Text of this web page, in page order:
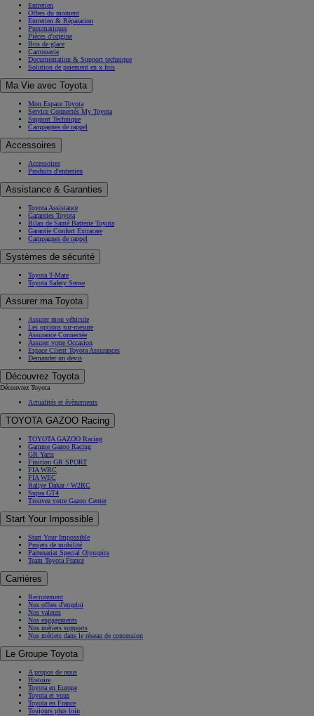
Entretien
Offres du moment
Entretien & Réparation
Pneumatiques
Pièces d'origine
Bris de glace
Carrosserie
Documentation & Support technique
Solution de paiement en x fois
Ma Vie avec Toyota
Mon Espace Toyota
Service Connectés My Toyota
Support Technique
Campagnes de rappel
Accessoires
Accessoires
Produits d'entretien
Assistance & Garanties
Toyota Assistance
Garanties Toyota
Bilan de Santé Batterie Toyota
Garantie Confort Extracare
Campagnes de rappel
Systèmes de sécurité
Toyota T-Mate
Toyota Safety Sense
Assurer ma Toyota
Assurer mon véhicule
Les options sur-mesure
Assurance Connectée
Assurer votre Occasion
Espace Client Toyota Assurances
Demander un devis
Découvrez Toyota
Découvrez Toyota
Actualités et évènements
TOYOTA GAZOO Racing
TOYOTA GAZOO Racing
Gamme Gazoo Racing
GR Yaris
Finition GR SPORT
FIA WRC
FIA WEC
Rallye Dakar / W2RC
Supra GT4
Trouvez votre Gazoo Center
Start Your Impossible
Start Your Impossible
Projets de mobilité
Partenariat Special Olympics
Team Toyota France
Carrières
Recrutement
Nos offres d'emploi
Nos valeurs
Nos engagements
Nos métiers supports
Nos métiers dans le réseau de concession
Le Groupe Toyota
A propos de nous
Histoire
Toyota en Europe
Toyota et vous
Toyota en France
Toujours plus loin